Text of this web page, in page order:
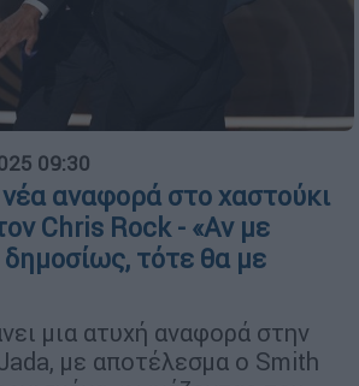
09:30
νέα αναφορά στο χαστούκι
Chris Rock - «Αν με
τότε θα με
μια ατυχή αναφορά στην
με αποτέλεσμα ο Smith